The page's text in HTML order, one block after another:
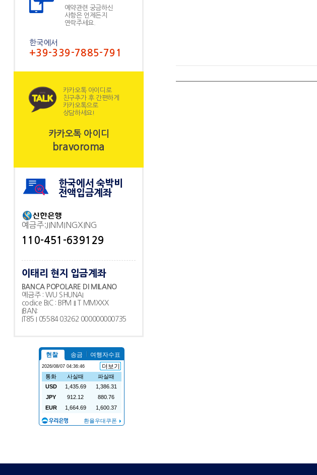
예약관련 궁금하신
사항은 언제든지
연락주세요.
한국에서
+39-339-7885-791
카카오톡 아이디로
친구추가 후 간편하게
카카오톡으로
상담하세요!
카카오톡 아이디
bravoroma
한국에서 숙박비
전액입금계좌
예금주:JINMINGXING
110-451-639129
이태리 현지 입금계좌
BANCA POPOLARE DI MILANO
예금주 : WU SHUNAI
codice BIC : BPM II T MMXXX
IBAN:
IT85 I 05584 03262 000000000735